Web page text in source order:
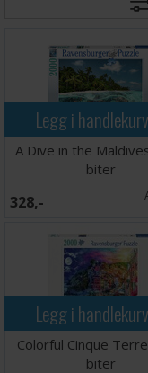
Legg i
A Dive in the
biter
328,-
Legg i
Colorful Cinque
biter